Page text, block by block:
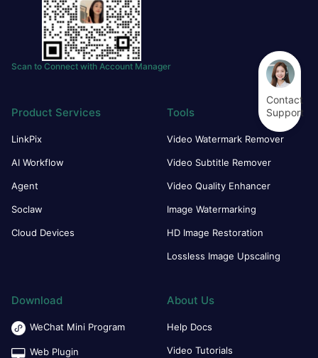
Scan to Connect with Account Manager
Product Services
LinkPix
AI Workflow
Agent
Soclaw
Cloud Devices
Tools
Video Watermark Remover
Video Subtitle Remover
Video Quality Enhancer
Image Watermarking
HD Image Restoration
Lossless Image Upscaling
Download
WeChat Mini Program
Web Plugin
About Us
Help Docs
Video Tutorials
Contact
Support